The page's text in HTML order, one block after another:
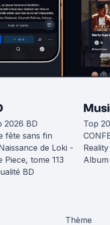
2026 BD
fête sans fin
de Loki -
Piece, tome 113
BD
Top
Thème